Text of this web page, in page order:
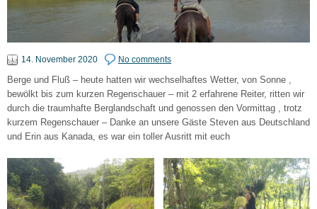
14. November 2020 No comments
Berge und Fluß – heute hatten wir wechselhaftes Wetter, von Sonne ,
bewölkt bis zum kurzen Regenschauer – mit 2 erfahrene Reiter, ritten wir
durch die traumhafte Berglandschaft und genossen den Vormittag , trotz
kurzem Regenschauer – Danke an unsere Gäste Steven aus Deutschland
und Erin aus Kanada, es war ein toller Ausritt mit euch